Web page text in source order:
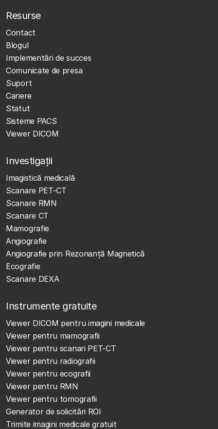
Resurse
Contact
Blogul
Implementări de succes
Comunicate de presa
Suport
Cariere
Statut
Sisteme PACS
Viewer DICOM
Investigații
Imagistică medicală
Scanare PET-CT
Scanare RMN
Scanare CT
Mamografie
Angiografie
Angiografie prin Rezonanță Magnetică
Ecografie
Scanare DEXA
Instrumente gratuite
Viewer DICOM pentru imagini medicale
Viewer pentru mamografii
Viewer pentru scanari PET-CT
Viewer pentru radiografii
Viewer pentru ecografii
Viewer pentru RMN
Viewer pentru tomografii
Generator de solicitări ROI
Trimite imagini medicale gratuit